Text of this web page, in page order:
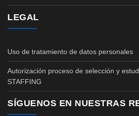
LEGAL
Uso de tratamiento de datos personales
Autorización proceso de selección y
STAFFING
SÍGUENOS EN NUESTRAS